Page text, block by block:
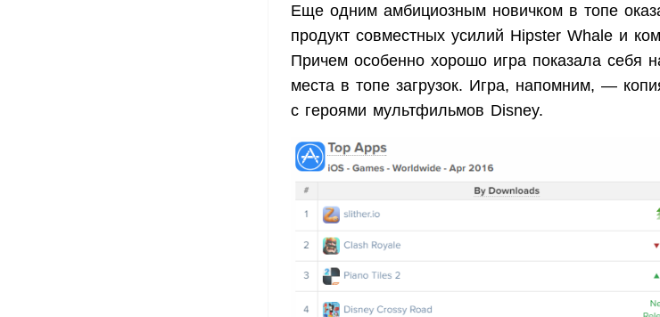
Еще одним амбициозным новичком в топе
продукт совместных усилий Hipster Whale и
Причем особенно хорошо игра показала себя
места в топе загрузок. Игра, напомним, —
с героями мультфильмов Disney.